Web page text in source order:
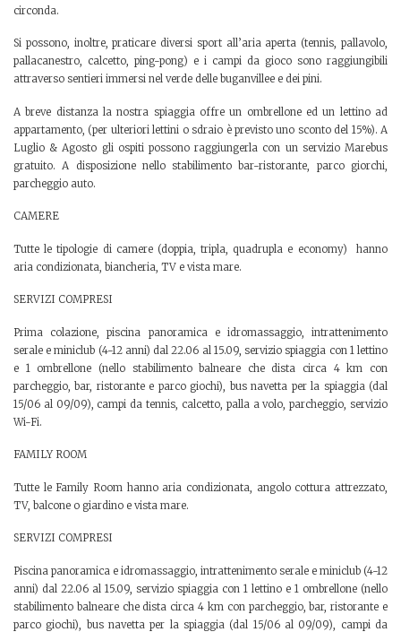
circonda.
Si possono, inoltre, praticare diversi sport all’aria aperta (tennis, pallavolo,
pallacanestro, calcetto, ping-pong) e i campi da gioco sono raggiungibili
attraverso sentieri immersi nel verde delle buganvillee e dei pini.
A breve distanza la nostra spiaggia offre un ombrellone ed un lettino ad
appartamento, (per ulteriori lettini o sdraio è previsto uno sconto del 15%). A
Luglio & Agosto gli ospiti possono raggiungerla con un servizio Marebus
gratuito. A disposizione nello stabilimento bar-ristorante, parco giorchi,
parcheggio auto.
CAMERE
Tutte le tipologie di camere (doppia, tripla, quadrupla e economy) hanno
aria condizionata, biancheria, TV e vista mare.
SERVIZI COMPRESI
Prima colazione, piscina panoramica e idromassaggio, intrattenimento
serale e miniclub (4-12 anni) dal 22.06 al 15.09, servizio spiaggia con 1 lettino
e 1 ombrellone (nello stabilimento balneare che dista circa 4 km con
parcheggio, bar, ristorante e parco giochi), bus navetta per la spiaggia (dal
15/06 al 09/09), campi da tennis, calcetto, palla a volo, parcheggio, servizio
Wi-Fi.
FAMILY ROOM
Tutte le Family Room hanno aria condizionata, angolo cottura attrezzato,
TV, balcone o giardino e vista mare.
SERVIZI COMPRESI
Piscina panoramica e idromassaggio, intrattenimento serale e miniclub (4-12
anni) dal 22.06 al 15.09, servizio spiaggia con 1 lettino e 1 ombrellone (nello
stabilimento balneare che dista circa 4 km con parcheggio, bar, ristorante e
parco giochi), bus navetta per la spiaggia (dal 15/06 al 09/09), campi da